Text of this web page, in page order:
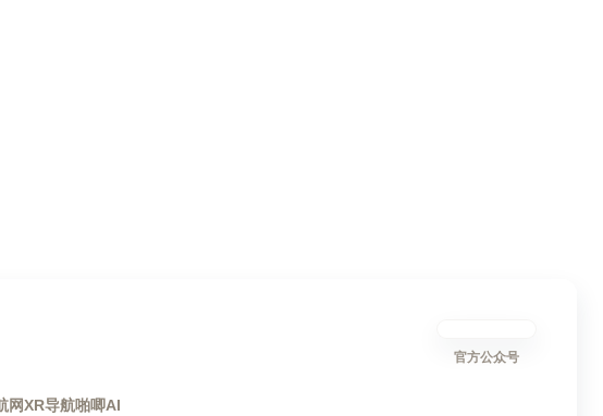
网XR导航啪唧AI
官方公众号